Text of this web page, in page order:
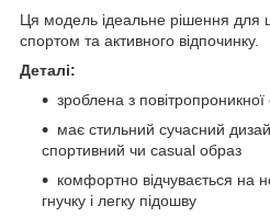
Ця модель ідеальне рішення для
спортом та активного відпочинку.
Деталі:
зроблена з повітропроникної
має стильний сучасний
спортивний чи сasual образ
комфортно відчувається на
гнучку і легку підошву